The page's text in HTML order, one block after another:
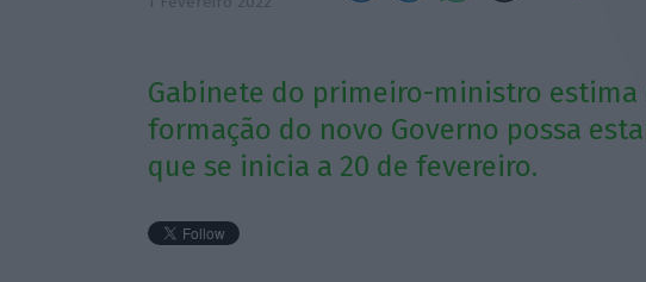
Gabinete do primeiro-ministro estima
formação do novo Governo possa
que se inicia a 20 de fevereiro.